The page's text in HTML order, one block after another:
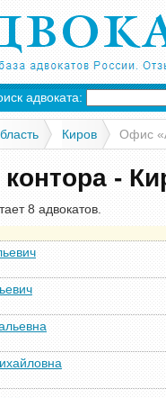
адвоката:
Киров Офис
-
8 адвокатов.